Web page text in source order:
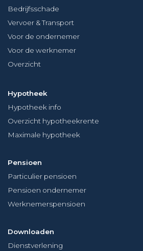
Bedrijfsschade
Vervoer & Transport
Voor de ondernemer
Voor de werknemer
Overzicht
Hypotheek
Hypotheek info
Overzicht hypotheekrente
Maximale hypotheek
Pensioen
Particulier pensioen
Pensioen ondernemer
Werknemerspensioen
Downloaden
Dienstverlening